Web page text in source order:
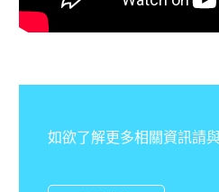
如欲了解更多相關資訊請